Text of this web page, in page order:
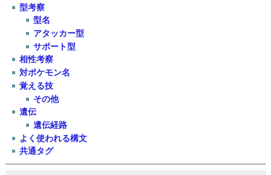
型考察
型名
アタッカー型
サポート型
相性考察
対ポケモン名
覚える技
その他
遺伝
遺伝経路
よく使われる構文
共通タグ